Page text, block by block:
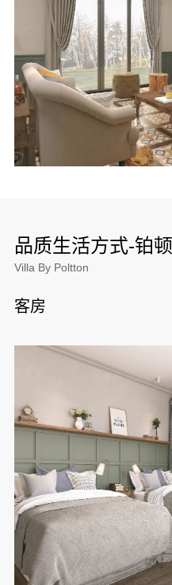
品质生活方式-铂
Villa By Poltton
客房